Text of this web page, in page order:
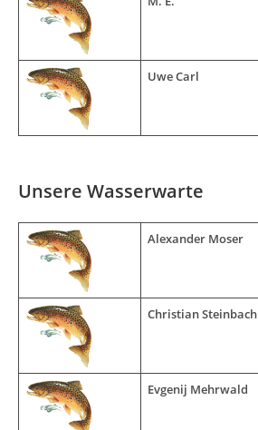
Uwe Carl
Unsere Wasserwarte
Alexander Moser
Christian Steinbach
Evgenij Mehrwald